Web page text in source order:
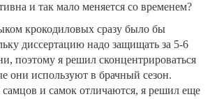
и так мало меняется со временем?
крокодиловых сразу было бы
диссертацию надо защищать за 5-6
поэтому я решил сконцентрироваться
они используют в брачный сезон.
и самок отличаются, я решил еще